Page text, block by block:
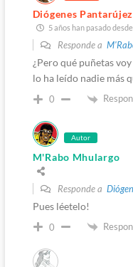
Diógenes Pantarújez
5 años han pasado
Responde a
¿Pero qué puñetas
lo ha leído nadie más
0
Autor
M'Rabo Mhulargo
Responde a
Pues léetelo!
0